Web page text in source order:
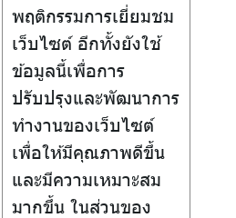
พฤติกรรมการเยี่ยมชม
เว็บไซต์ อีกทั้งยังใช้
ข้อมูลนี้เพื่อการ
ปรับปรุงและพัฒนาการ
ทำงานของเว็บไซต์
เพื่อให้มีคุณภาพดีขึ้น
และมีความเหมาะสม
มากขึ้น ในส่วนของ